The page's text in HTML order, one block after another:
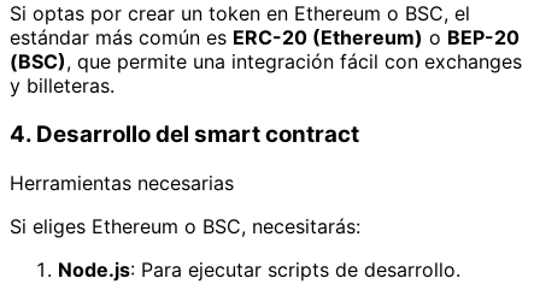
Si optas por crear un token en Ethereum o BSC, el
estándar más común es ERC-20 (Ethereum) o BEP-20
(BSC), que permite una integración fácil con exchanges
y billeteras.
4. Desarrollo del smart contract
Herramientas necesarias
Si eliges Ethereum o BSC, necesitarás:
Node.js: Para ejecutar scripts de desarrollo.